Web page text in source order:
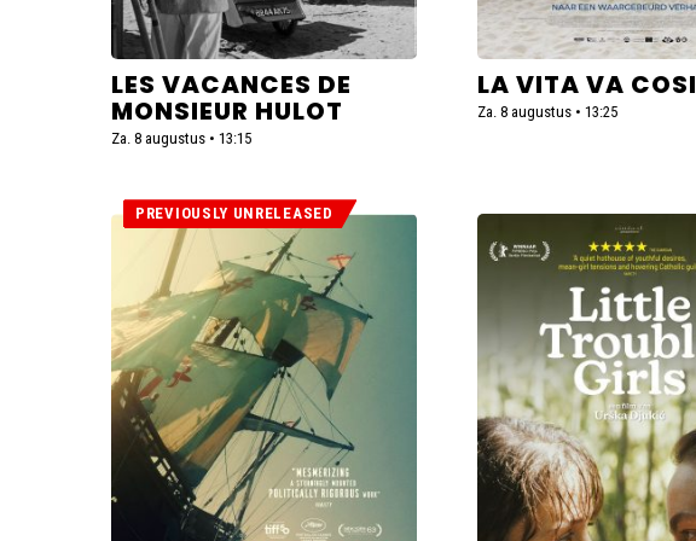
LES VACANCES DE
MONSIEUR HULOT
Za. 8 augustus • 13:15
LA VITA VA COSI
Za. 8 augustus • 13:25
Lees
over
Magellan
(Previously
Unreleased)
PREVIOUSLY UNRELEASED
meer
Little
Trouble
Girls